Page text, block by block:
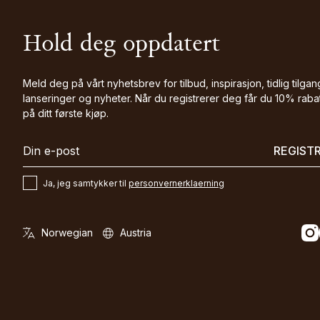
Hold deg oppdatert
Meld deg på vårt nyhetsbrev for tilbud, inspirasjon, tidlig
lanseringer og nyheter. Når du registrerer deg får du 10%
på ditt første kjøp.
Ja, jeg samtykker til personvernerklaerning